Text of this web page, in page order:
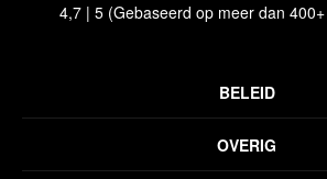
OVERIG
BELEID
Disclaimer
4,7 | 5 (Gebaseerd op meer dan